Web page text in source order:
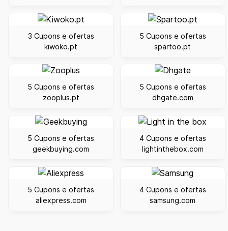
3 Cupons e ofertas
kiwoko.pt
5 Cupons e ofertas
spartoo.pt
5 Cupons e ofertas
zooplus.pt
5 Cupons e ofertas
dhgate.com
5 Cupons e ofertas
geekbuying.com
4 Cupons e ofertas
lightinthebox.com
5 Cupons e ofertas
aliexpress.com
4 Cupons e ofertas
samsung.com